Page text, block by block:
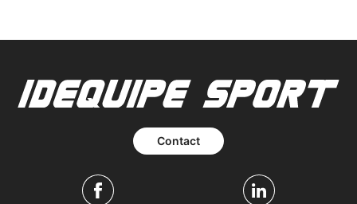
Contact
Facebook Linkedin